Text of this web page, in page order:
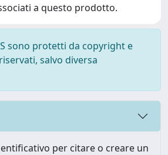
a questo prodotto.
sono protetti da copyright e
salvo diversa
per citare o creare un